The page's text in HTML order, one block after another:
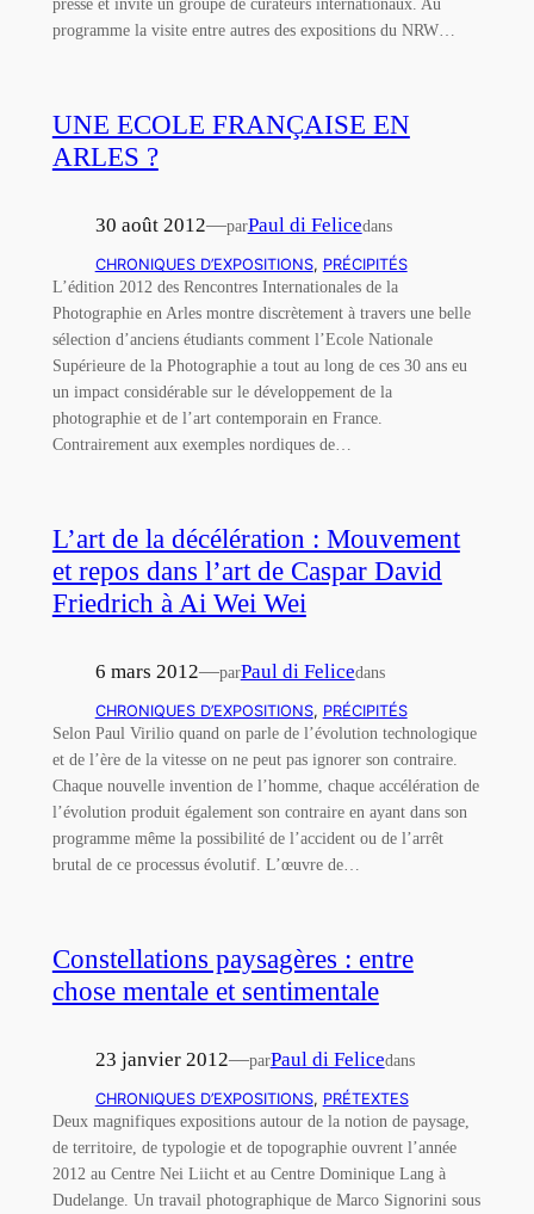
programme la visite entre autres des expositions du NRW…
UNE ECOLE FRANÇAISE EN
ARLES ?
30 août 2012—parPaul di Felicedans
CHRONIQUES D’EXPOSITIONS, PRÉCIPITÉS
L’édition 2012 des Rencontres Internationales de la
Photographie en Arles montre discrètement à travers une belle
sélection d’anciens étudiants comment l’Ecole Nationale
Supérieure de la Photographie a tout au long de ces 30 ans eu
un impact considérable sur le développement de la
photographie et de l’art contemporain en France.
Contrairement aux exemples nordiques de…
L’art de la décélération : Mouvement
et repos dans l’art de Caspar David
Friedrich à Ai Wei Wei
6 mars 2012—parPaul di Felicedans
CHRONIQUES D’EXPOSITIONS, PRÉCIPITÉS
Selon Paul Virilio quand on parle de l’évolution technologique
et de l’ère de la vitesse on ne peut pas ignorer son contraire.
Chaque nouvelle invention de l’homme, chaque accélération de
l’évolution produit également son contraire en ayant dans son
programme même la possibilité de l’accident ou de l’arrêt
brutal de ce processus évolutif. L’œuvre de…
Constellations paysagères : entre
chose mentale et sentimentale
23 janvier 2012—parPaul di Felicedans
CHRONIQUES D’EXPOSITIONS, PRÉTEXTES
Deux magnifiques expositions autour de la notion de paysage,
de territoire, de typologie et de topographie ouvrent l’année
2012 au Centre Nei Liicht et au Centre Dominique Lang à
Dudelange. Un travail photographique de Marco Signorini sous